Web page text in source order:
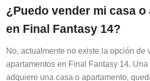
¿Puedo vender mi casa
en Final Fantasy 14?
No, actualmente no existe la opción de
apartamentos en Final Fantasy 14.
adquiere una casa o apartamento,